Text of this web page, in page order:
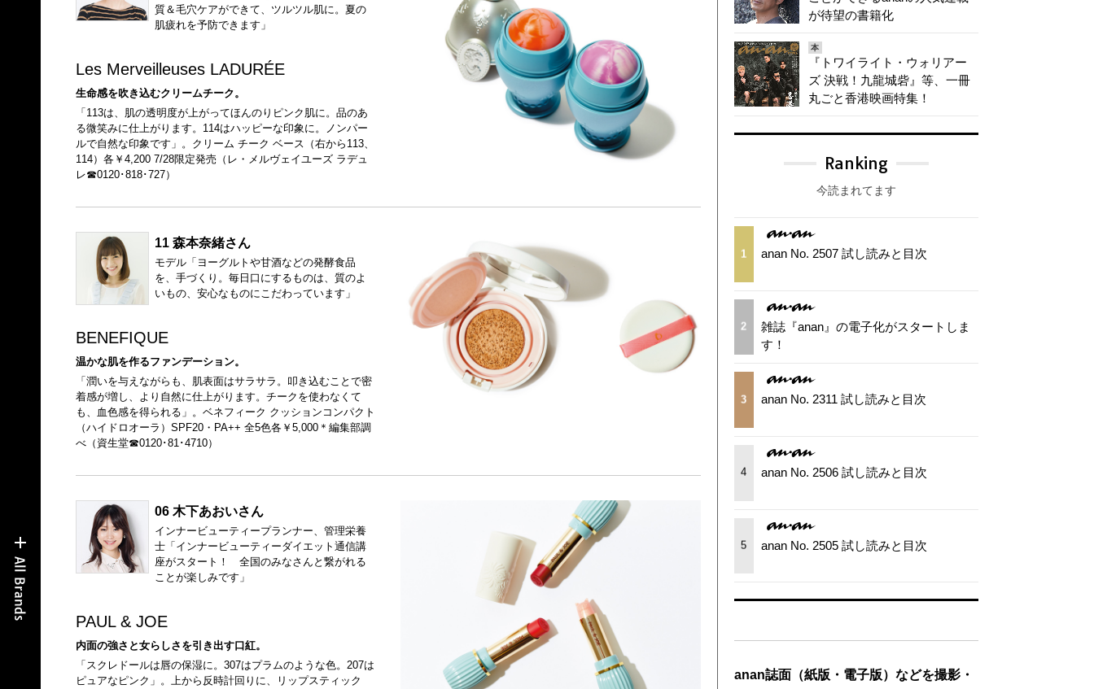
質＆毛穴ケアができて、ツルツル肌に。夏の
肌疲れを予防できます」
Les Merveilleuses LADURÉE
生命感を吹き込むクリームチーク。
「113は、肌の透明度が上がってほんのりピンク肌に。品のあ
る微笑みに仕上がります。114はハッピーな印象に。ノンパー
ルで自然な印象です」。クリーム チーク ベース（右から113、
114）各￥4,200 7/28限定発売（レ・メルヴェイユーズ ラデュ
レ☎0120･818･727）
11 森本奈緒さん
モデル「ヨーグルトや甘酒などの発酵食品
を、手づくり。毎日口にするものは、質のよ
いもの、安心なものにこだわっています」
BENEFIQUE
温かな肌を作るファンデーション。
「潤いを与えながらも、肌表面はサラサラ。叩き込むことで密
着感が増し、より自然に仕上がります。チークを使わなくて
も、血色感を得られる」。ベネフィーク クッションコンパクト
（ハイドロオーラ）SPF20・PA++ 全5色各￥5,000＊編集部調
べ（資生堂☎0120･81･4710）
06 木下あおいさん
インナービューティープランナー、管理栄養
士「インナービューティーダイエット通信講
座がスタート！ 全国のみなさんと繋がれる
ことが楽しみです」
PAUL & JOE
内面の強さと女らしさを引き出す口紅。
「スクレドールは唇の保湿に。307はプラムのような色。207は
ピュアなピンク」。上から反時計回りに、リップスティック
が待望の書籍化
本
『トワイライト・ウォリアー
ズ 決戦！九龍城砦』等、一冊
丸ごと香港映画特集！
Ranking
今読まれてます
1 anan No. 2507 試し読みと目次
2
雑誌『anan』の電子化がスタートしま
す！
3 anan No. 2311 試し読みと目次
4 anan No. 2506 試し読みと目次
5 anan No. 2505 試し読みと目次
anan誌面（紙版・電子版）などを撮影・